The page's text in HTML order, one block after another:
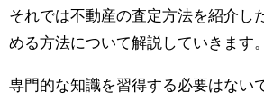
それでは不動産の査定方法を紹介し
める方法について解説していきます。
専門的な知識を習得する必要はない